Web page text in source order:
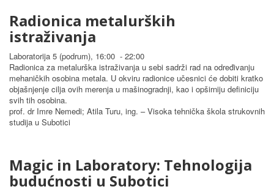
Radionica metalurških
istraživanja
Laboratorija 5 (podrum), 16:00 - 22:00
Radionica za metalurška istraživanja u sebi sadrži rad na određivanju
mehaničkih osobina metala. U okviru radionice učesnici će dobiti kratko
objašnjenje cilja ovih merenja u mašinogradnji, kao i opširniju definiciju
svih tih osobina.
prof. dr Imre Nemedi; Atila Turu, ing. – Visoka tehnička škola strukovnih
studija u Subotici
Magic in Laboratory: Tehnologija
budućnosti u Subotici